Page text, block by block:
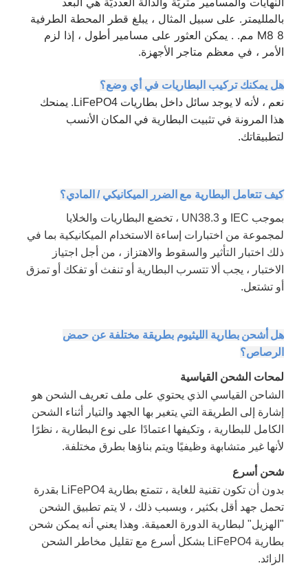
بالملليمتر. على سبيل المثال ، يبلغ قطر المحطة الطرفية
M8 8 مم. . يمكن العثور على مسامير أطول ، إذا لزم
الأمر ، في معظم متاجر الأجهزة.
هل يمكنك تركيب البطاريات في أي وضع؟
نعم ، لأنه لا يوجد سائل داخل بطاريات LiFePO4. يمنحك
هذا المرونة في تثبيت البطارية في المكان الأنسب
لتطبيقاتك.
كيف تتعامل البطارية مع الضرر الميكانيكي / المادي؟
بموجب IEC و UN38.3 ، تخضع البطاريات والخلايا
لمجموعة من اختبارات إساءة الاستخدام الميكانيكية بما في
ذلك اختبار التأثير والسقوط والاهتزاز ، من أجل اجتياز
الاختبار ، يجب ألا تتسرب البطارية أو تنفث أو تفكك أو تمزق
أو تشتعل.
هل أشحن بطارية الليثيوم بطريقة مختلفة عن حمض
الرصاص؟
لمحات الشحن القياسية
الشاحن القياسي الذي يحتوي على ملف تعريف الشحن هو
إشارة إلى الطريقة التي يتغير بها الجهد والتيار أثناء الشحن
الكامل للبطارية ، وتكيفها اعتمادًا على نوع البطارية ، نظرًا
لأنها غير متشابهة وظيفيًا ويتم بناؤها بطرق مختلفة.
شحن أسرع
بدون أن تكون تقنية للغاية ، تتمتع بطارية LiFePO4 بقدرة
تحمل جهد أقل بكثير ، وبسبب ذلك ، لا يتم تطبيق الشحن
"الهزيل" لبطارية الدورة العميقة. وهذا يعني أنه يمكن شحن
بطارية LiFePO4 بشكل أسرع مع تقليل مخاطر الشحن
الزائد.